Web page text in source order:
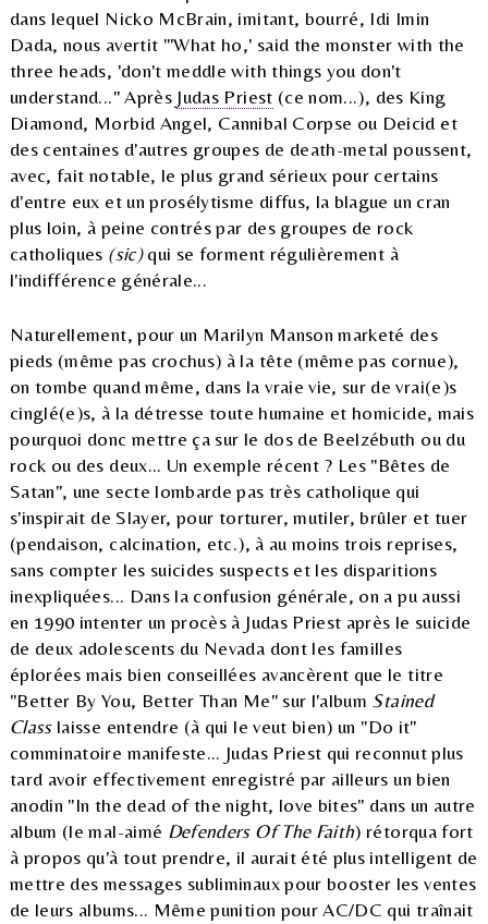
dans lequel Nicko McBrain, imitant, bourré, Idi Imin
Dada, nous avertit "'What ho,' said the monster with the
three heads, 'don't meddle with things you don't
understand..." Après Judas Priest (ce nom...), des King
Diamond, Morbid Angel, Cannibal Corpse ou Deicid et
des centaines d'autres groupes de death-metal poussent,
avec, fait notable, le plus grand sérieux pour certains
d'entre eux et un prosélytisme diffus, la blague un cran
plus loin, à peine contrés par des groupes de rock
catholiques (sic)qui se forment régulièrement à
l'indifférence générale...
Naturellement, pour un Marilyn Manson marketé des
pieds (même pas crochus) à la tête (même pas cornue),
on tombe quand même, dans la vraie vie, sur de vrai(e)s
cinglé(e)s, à la détresse toute humaine et homicide, mais
pourquoi donc mettre ça sur le dos de Beelzébuth ou du
rock ou des deux... Un exemple récent ? Les "Bêtes de
Satan", une secte lombarde pas très catholique qui
s'inspirait de Slayer, pour torturer, mutiler, brûler et tuer
(pendaison, calcination, etc.), à au moins trois reprises,
sans compter les suicides suspects et les disparitions
inexpliquées... Dans la confusion générale, on a pu aussi
en 1990 intenter un procès à Judas Priest après le suicide
de deux adolescents du Nevada dont les familles
éplorées mais bien conseillées avancèrent que le titre
"Better By You, Better Than Me" sur l'album Stained
Classlaisse entendre (à qui le veut bien) un "Do it"
comminatoire manifeste... Judas Priest qui reconnut plus
tard avoir effectivement enregistré par ailleurs un bien
anodin "In the dead of the night, love bites" dans un autre
album (le mal-aimé Defenders Of The Faith) rétorqua fort
à propos qu'à tout prendre, il aurait été plus intelligent de
mettre des messages subliminaux pour booster les ventes
de leurs albums... Même punition pour AC/DC qui traînait